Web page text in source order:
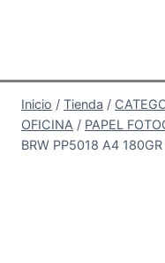
Inicio / Tienda /
OFICINA / PAPEL
BRW PP5018 A4